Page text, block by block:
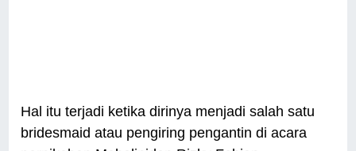
Hal itu terjadi ketika dirinya menjadi salah satu
bridesmaid atau pengiring pengantin di acara